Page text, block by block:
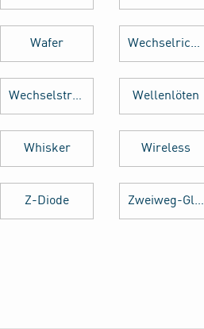
Wafer Wechselrichter
Wechselstrom Wellenlöten
Whisker Wireless
Z-Diode Zweiweg-Gleichrichter